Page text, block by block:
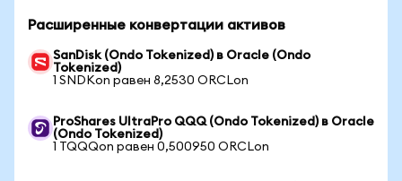
Расширенные конвертации активов
SanDisk (Ondo Tokenized) в Oracle (Ondo
Tokenized)
1 SNDKon равен 8,2530 ORCLon
ProShares UltraPro QQQ (Ondo Tokenized) в Oracle
(Ondo Tokenized)
1 TQQQon равен 0,500950 ORCLon